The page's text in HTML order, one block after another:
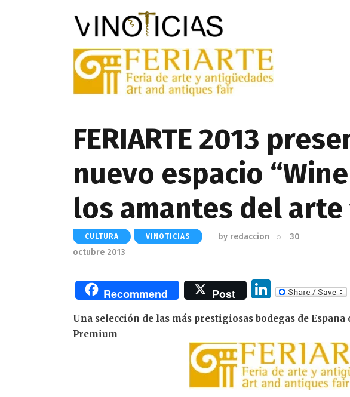
FERIARTE 2013
nuevo espacio
los amantes del
CULTURA VINOTICIAS by redaccion
30
octubre 2013
Recommend Post
Li
n
k
e
dI
n
Una selección de las más prestigiosas bodegas de
Premium